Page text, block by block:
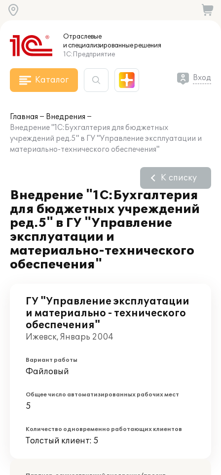
Отраслевые
и специализированныерешения
1С:Предприятие
Каталог Вход
Главная
Внедрения
Внедрение "1С:Бухгалтерия для бюджетных
учреждений ред.5" в ГУ "Управление эксплуатации и
материально-технического обеспечения"
Внедрение "1С:Бухгалтерия
для бюджетных учреждений
ред.5" в ГУ "Управление
эксплуатации и
материально-технического
обеспечения"
К списку
ГУ "Управление эксплуатации
и материально - технического
обеспечения"
Ижевск, Январь 2004
Вариант работы
Файловый
Общее число автоматизированных рабочих мест
5
Количество одновременно работающих клиентов
Толстый клиент: 5